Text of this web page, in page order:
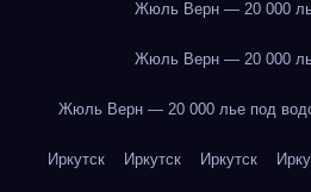
Жюль Верн — 20 000
Жюль Верн — 20 000
Жюль Верн — 20 000 лье под
Иркутск Иркутск Иркутск